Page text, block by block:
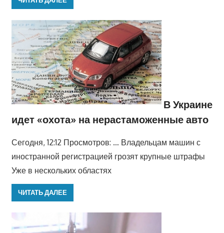
В Украине
идет «охота» на нерастаможенные авто
Сегодня, 12:12 Просмотров: … Владельцам машин с
иностранной регистрацией грозят крупные штрафы
Уже в нескольких областях
ЧИТАТЬ ДАЛЕЕ